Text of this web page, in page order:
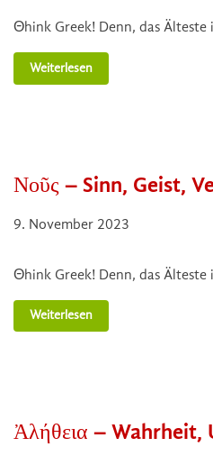
Θhink Greek! Denn, das Älteste
Weiterlesen
Νοῦς – Sinn, Geist,
9. November 2023
Θhink Greek! Denn, das Älteste
Weiterlesen
Ἀλήθεια –